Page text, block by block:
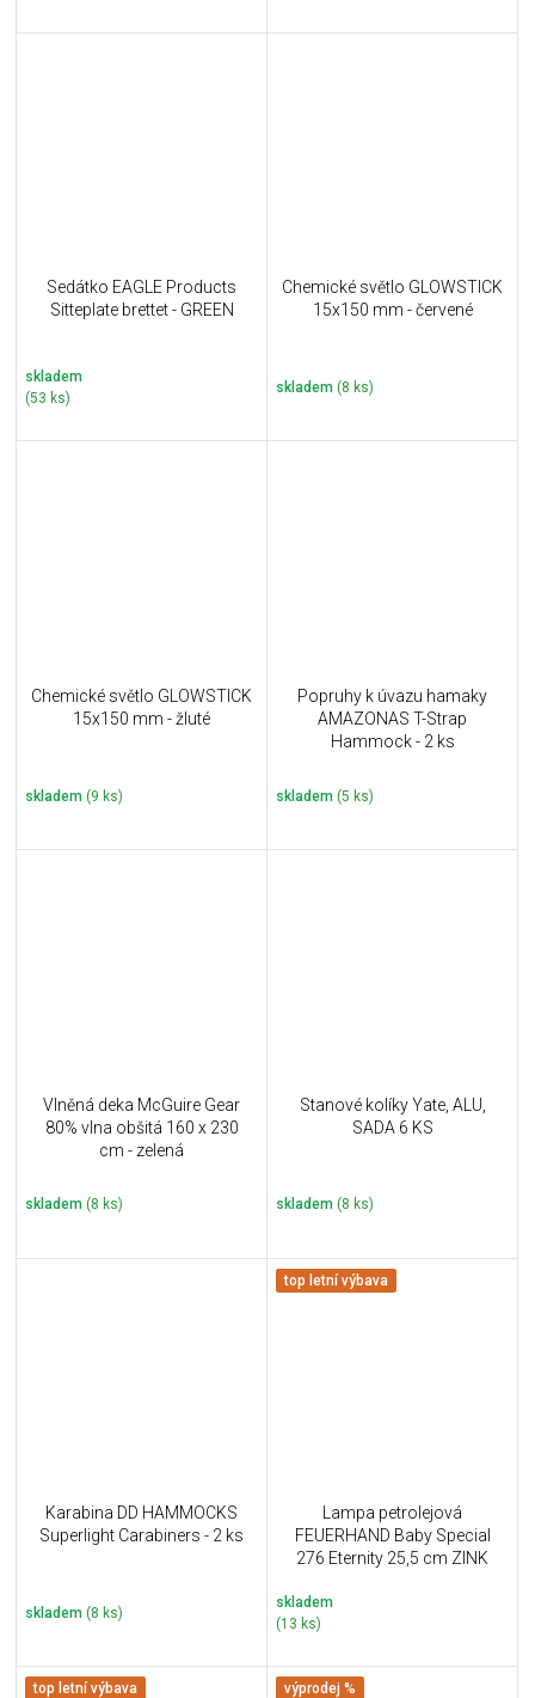
Sedátko EAGLE Products
Sitteplate brettet - GREEN
skladem
(53 ks)
Chemické světlo GLOWSTICK
15x150 mm - červené
skladem (8 ks)
Chemické světlo GLOWSTICK
15x150 mm - žluté
skladem (9 ks)
Popruhy k úvazu hamaky
AMAZONAS T-Strap
Hammock - 2 ks
skladem (5 ks)
Vlněná deka McGuire Gear
80% vlna obšitá 160 x 230
cm - zelená
skladem (8 ks)
Stanové kolíky Yate, ALU,
SADA 6 KS
skladem (8 ks)
Karabina DD HAMMOCKS
Superlight Carabiners - 2 ks
skladem (8 ks)
top letní výbava
Lampa petrolejová
FEUERHAND Baby Special
276 Eternity 25,5 cm ZINK
skladem
(13 ks)
top letní výbava výprodej %